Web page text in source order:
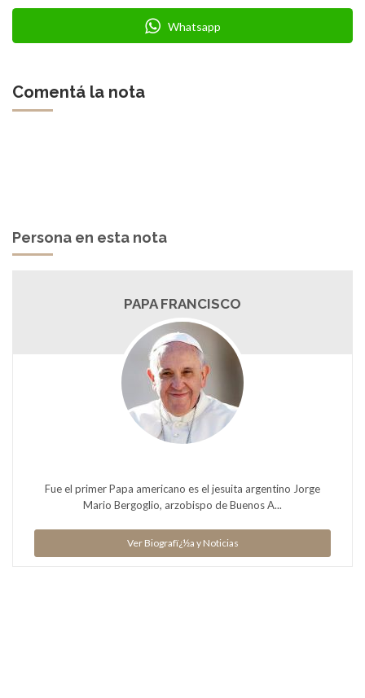
Whatsapp
Comentá la nota
Persona en esta nota
PAPA FRANCISCO
Fue el primer Papa americano es el jesuita argentino Jorge
Mario Bergoglio, arzobispo de Buenos A...
Ver Biografï¿½a y Noticias